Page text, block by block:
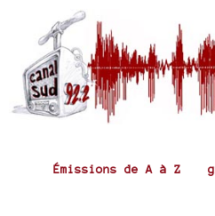
Émissions de A à Z